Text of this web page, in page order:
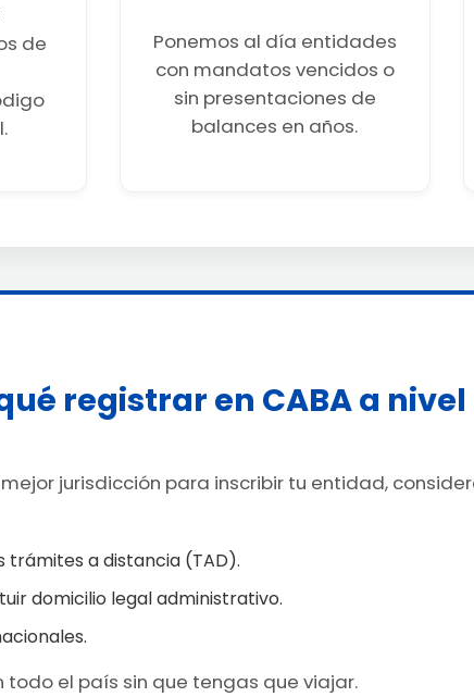
de
Ponemos al día entidades
con mandatos vencidos o
sin presentaciones de
balances en años.
registrar en CABA a
jurisdicción para inscribir tu entidad,
trámites a distancia (TAD).
domicilio legal administrativo.
todo el país sin que tengas que viajar.